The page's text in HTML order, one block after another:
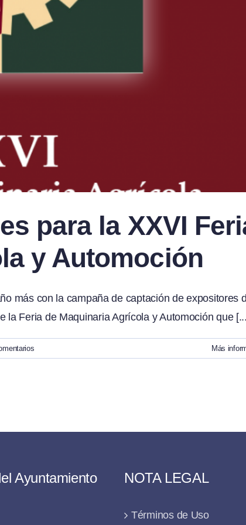
para la XXVI
y Automoción
más con la campaña de captación de expositores
la Feria de Maquinaria Agrícola y Automoción que
Más
Ayuntamiento NOTA LEGAL
Términos de Uso